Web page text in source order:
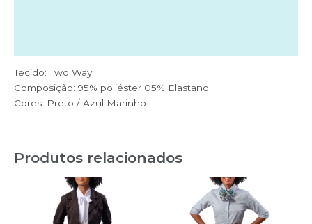
Tecido: Two Way
Composição: 95% poliéster 05% Elastano
Cores: Preto / Azul Marinho
Produtos relacionados